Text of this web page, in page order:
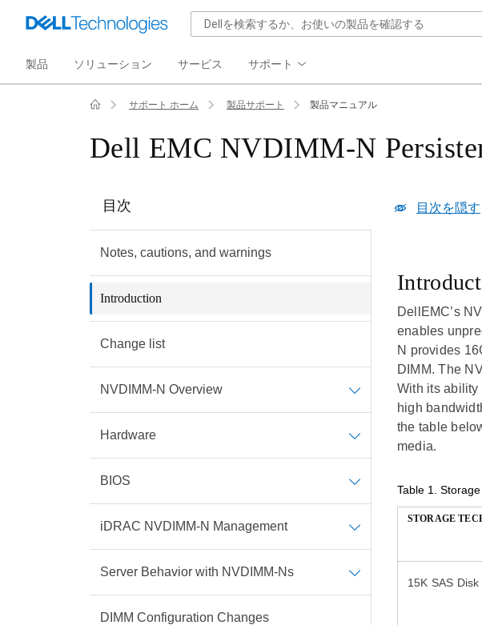
製品 ソリューション サービス サポート
サポート ホーム 製品サポート 製品マニュアル
Dell EMC NVDIMM-N
目次
Notes, cautions, and warnings
Introduction
Change list
NVDIMM-N Overview
Hardware
BIOS
iDRAC NVDIMM-N Management
Server Behavior with NVDIMM-Ns
DIMM Configuration Changes
目次を隠す
DellEMC’s
enables
N provides
DIMM. The
With its ability
high
the table
media.
Table 1.
STORAGE
15K SAS Disk